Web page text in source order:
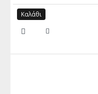
Καλάθι